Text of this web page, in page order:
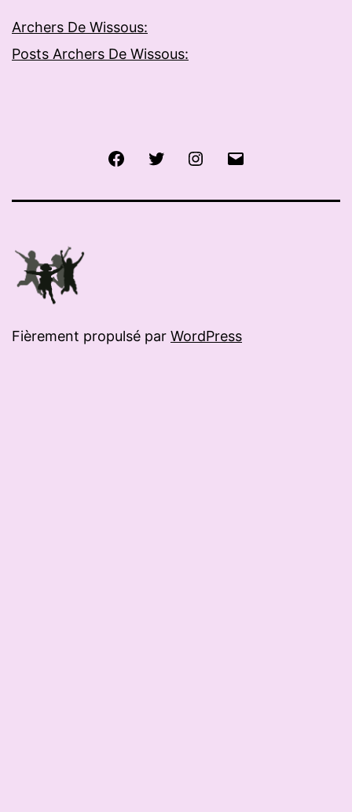
Archers De Wissous:
Posts Archers De Wissous:
FacebookTwitter Instagram
Fièrement propulsé par WordPress